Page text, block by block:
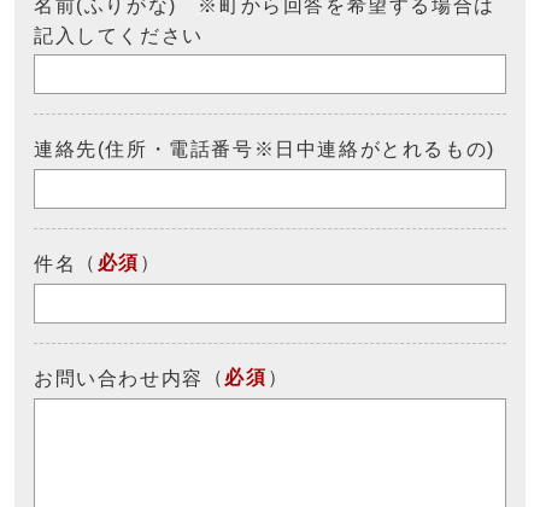
名前(ふりがな) ※町から回答を希望する場合は
記入してください
連絡先(住所・電話番号※日中連絡がとれるもの)
件名 （ 必須 ）
お問い合わせ内容 （ 必須 ）